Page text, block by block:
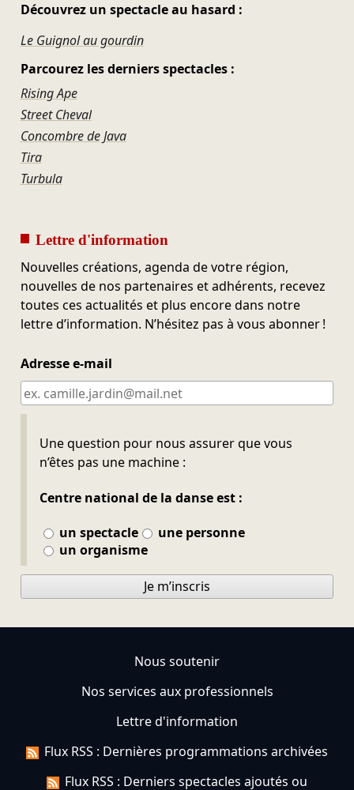
Découvrez un spectacle au hasard :
Le Guignol au gourdin
Parcourez les derniers spectacles :
Rising Ape
Street Cheval
Concombre de Java
Tira
Turbula
Lettre d'information
Nouvelles créations, agenda de votre région,
nouvelles de nos partenaires et adhérents, recevez
toutes ces actualités et plus encore dans notre
lettre d’information. N’hésitez pas à vous abonner !
Adresse e-mail
Une question pour nous assurer que vous
n’êtes pas une machine :
Centre national de la danse est :
un spectacle
une personne
un organisme
Ne pas remplir
Je m’inscris
Nous soutenir
Nos services aux professionnels
Lettre d'information
Flux RSS : Dernières programmations archivées
Flux RSS : Derniers spectacles ajoutés ou